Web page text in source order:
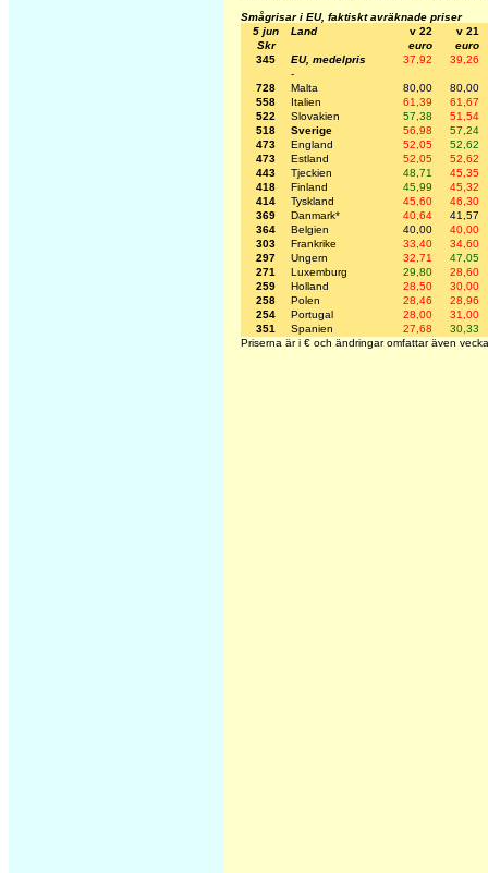
Smågrisar i EU, faktiskt avräknade priser
5 jun
Land v 22
v 21
Skr
euro
euro
345
EU, medelpris 37,92
39,26
-
728
Malta 80,00
80,00
558
Italien 61,39
61,67
522
Slovakien 57,38
51,54
518
Sverige 56,98
57,24
473
England 52,05
52,62
473
Estland 52,05
52,62
443
Tjeckien 48,71
45,35
418
Finland 45,99
45,32
414
Tyskland 45,60
46,30
369
Danmark* 40,64
41,57
364
Belgien 40,00
40,00
303
Frankrike 33,40
34,60
297
Ungern 32,71
47,05
271
Luxemburg 29,80
28,60
259
Holland 28,50
30,00
258
Polen 28,46
28,96
254
Portugal 28,00
31,00
351
Spanien 27,68
30,33
Priserna är i € och ändringar omfattar även